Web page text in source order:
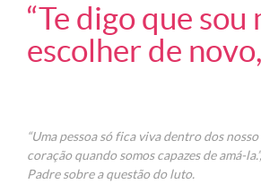
“Te digo que
escolher de
“Uma pessoa só fica viva dentro dos nosso
coração quando somos capazes de amá-
Padre sobre a questão do luto.